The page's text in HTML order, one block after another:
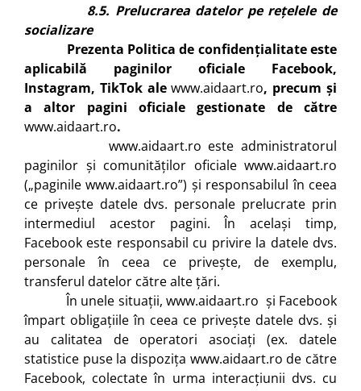
8.5. Prelucrarea datelor pe rețelele de
socializare
Prezenta Politica de confidențialitate este
aplicabilă paginilor oficiale Facebook,
Instagram, TikTok alewww.aidaart.ro, precum și
a altor pagini oficiale gestionate de către
www.aidaart.ro.
www.aidaart.ro este administratorul
paginilor și comunităților oficiale www.aidaart.ro
(„paginile www.aidaart.ro”) și responsabilul în ceea
ce privește datele dvs. personale prelucrate prin
intermediul acestor pagini. În același timp,
Facebook este responsabil cu privire la datele dvs.
personale în ceea ce privește, de exemplu,
transferul datelor către alte țări.
În unele situații, www.aidaart.ro și Facebook
împart obligațiile în ceea ce privește datele dvs. și
au calitatea de operatori asociați (ex. datele
statistice puse la dispozița www.aidaart.ro de către
Facebook, colectate în urma interacțiunii dvs. cu